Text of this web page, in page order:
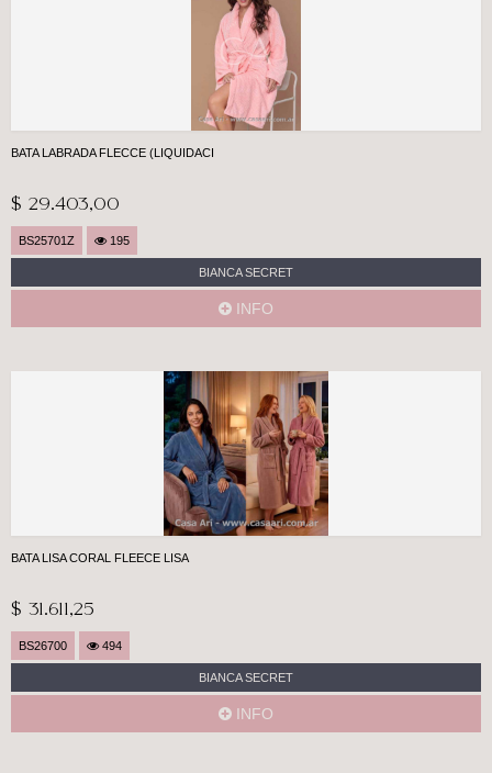
BATA LABRADA FLECCE (LIQUIDACI
$ 29.403,00
BS25701Z 195
BIANCA SECRET
INFO
BATA LISA CORAL FLEECE LISA
$ 31.611,25
BS26700 494
BIANCA SECRET
INFO